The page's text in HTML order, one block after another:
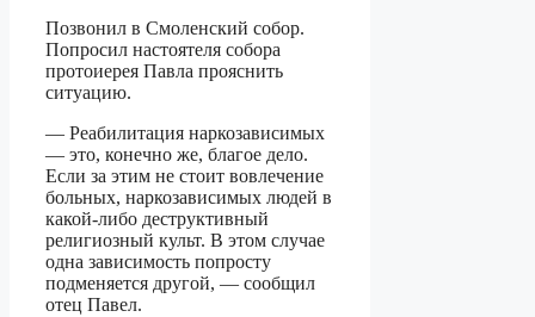
Позвонил в Смоленский собор.
Попросил настоятеля собора
протоиерея Павла прояснить
ситуацию.
— Реабилитация наркозависимых
— это, конечно же, благое дело.
Если за этим не стоит вовлечение
больных, наркозависимых людей в
какой-либо деструктивный
религиозный культ. В этом случае
одна зависимость попросту
подменяется другой, — сообщил
отец Павел.